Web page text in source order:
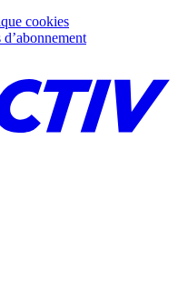
cookies